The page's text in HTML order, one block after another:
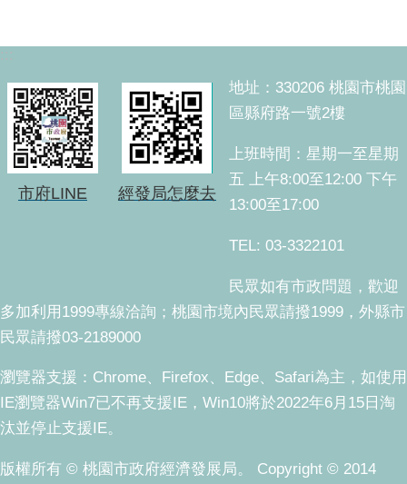
:::
市府LINE 經發局怎麼去
地址：330206 桃園市桃園
區縣府路一號2樓
上班時間：星期一至星期
五 上午8:00至12:00 下午
13:00至17:00
TEL: 03-3322101
民眾如有市政問題，歡迎
多加利用1999專線洽詢；桃園市境內民眾請撥1999，外縣市
民眾請撥03-2189000
瀏覽器支援：Chrome、Firefox、Edge、Safari為主，如使用
IE瀏覽器Win7已不再支援IE，Win10將於2022年6月15日淘
汰並停止支援IE。
版權所有 © 桃園市政府經濟發展局。 Copyright © 2014